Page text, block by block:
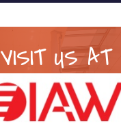
VISIT US AT